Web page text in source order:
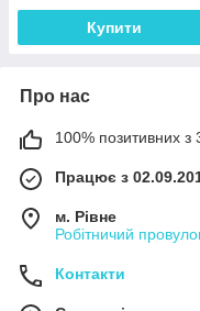
Купити
Про нас
100% позитивних з
Працює з
м. Рівне
Робітничий
Контакти